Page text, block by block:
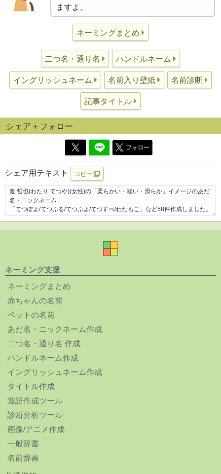
ますよ。
ネーミングまとめ
二つ名・通り名 ハンドルネーム
イングリッシュネーム 名前入り壁紙 名前診断
記事タイトル
シェア＋フォロー
フォロー
シェア用テキスト コピー
ネーミング支援
ネーミングまとめ
赤ちゃんの名前
ペットの名前
あだ名・ニックネーム作成
二つ名・通り名 作成
ハンドルネーム作成
イングリッシュネーム作成
タイトル作成
造語作成ツール
診断分析ツール
画像/アニメ作成
一般辞書
名前辞書